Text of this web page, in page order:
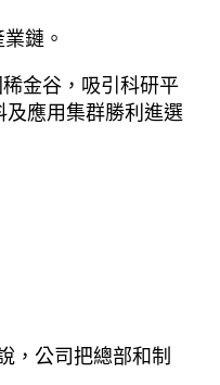
鏈。
金谷，吸引科研平
應用集群勝利進選
，公司把總部和制